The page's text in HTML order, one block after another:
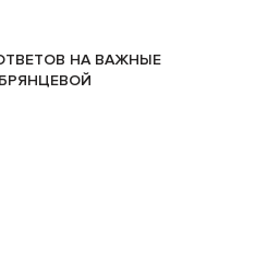
НА ВАЖНЫЕ